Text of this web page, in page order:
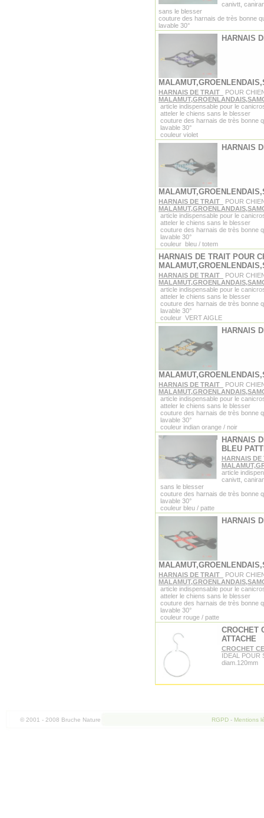
canivtt,
sans le blesser
couture des harnais de très bonne
lavable 30°
HARNAIS
HARNAIS DE TRAIT
POUR
article indispensable pour le
atteler le chiens sans le blesser
couture des harnais de très bonne
lavable 30°
couleur violet
HARNAIS
HARNAIS DE TRAIT
POUR
article indispensable pour le
atteler le chiens sans le blesser
couture des harnais de très bonne
lavable 30°
couleur bleu / totem
HARNAIS DE TRAIT POUR
HARNAIS DE TRAIT
POUR
article indispensable pour le
atteler le chiens sans le blesser
couture des harnais de très bonne
lavable 30°
couleur VERT AIGLE
HARNAIS
HARNAIS DE TRAIT
POUR
article indispensable pour le
atteler le chiens sans le blesser
couture des harnais de très bonne
lavable 30°
couleur indian orange / noir
HARNAIS
BLEU
HARNAIS
article
canivtt,
sans le blesser
couture des harnais de très bonne
lavable 30°
couleur bleu / patte
HARNAIS
HARNAIS DE TRAIT
POUR
article indispensable pour le
atteler le chiens sans le blesser
couture des harnais de très bonne
lavable 30°
couleur rouge / patte
CROCHET
ATTACHE
CROCHET
IDEAL POUR
diam.120mm
© 2001 - 2008 Bruche Nature RGPD- Mentions